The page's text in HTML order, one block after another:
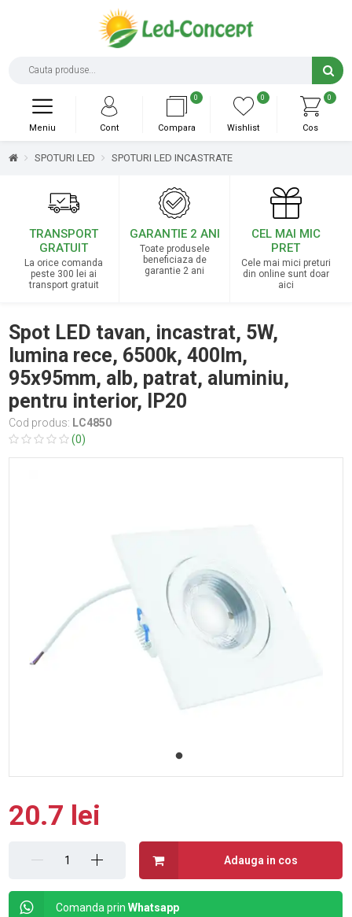
0
Cos
0
Wishlist
0
Compara
Cont
Meniu
SPOTURI LED SPOTURI LED INCASTRATE
TRANSPORT
GRATUIT
La orice comanda
peste 300 lei ai
transport gratuit
GARANTIE 2 ANI
Toate produsele
beneficiaza de
garantie 2 ani
CEL MAI MIC
PRET
Cele mai mici preturi
din online sunt doar
aici
Spot LED tavan, incastrat, 5W,
lumina rece, 6500k, 400lm,
95x95mm, alb, patrat, aluminiu,
pentru interior, IP20
Cod produs: LC4850
(0)
20.7 lei
Adauga in cos
Comanda prinWhatsapp